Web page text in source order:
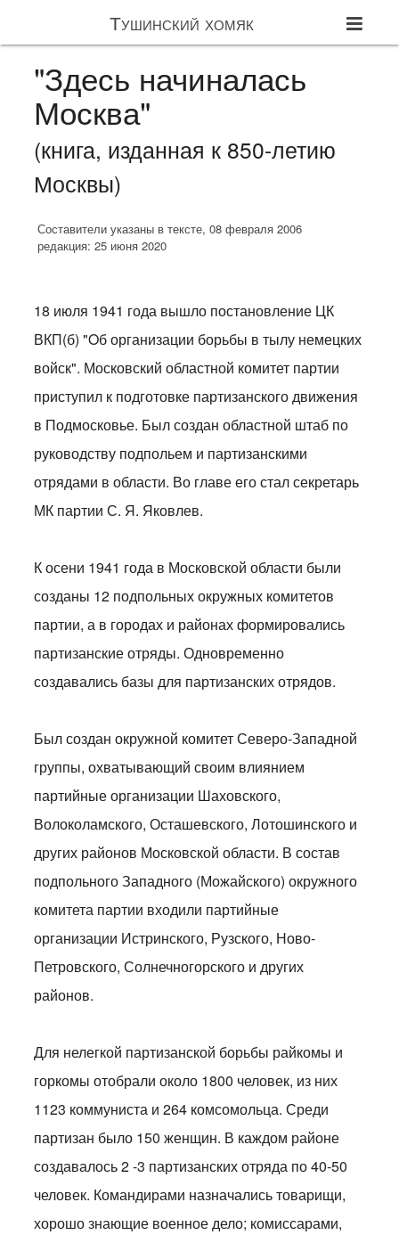
Тушинский хомяк
"Здесь начиналась
Москва"
(книга, изданная к 850-летию
Москвы)
Составители указаны в тексте, 08 февраля 2006
редакция: 25 июня 2020
18 июля 1941 года вышло постановление ЦК
ВКП(б) "Oб организации борьбы в тылу немецких
войск". Московский областной комитет партии
приступил к подготовке партизанского движения
в Подмосковье. Был создан областной штаб по
руководству подпольем и партизанскими
отрядами в области. Во главе его стал секретарь
МК партии С. Я. Яковлев.
К осени 1941 года в Московской области были
созданы 12 подпольных окружных комитетов
партии, а в городах и районах формировались
партизанские отряды. Одновременно
создавались базы для партизанских отрядов.
Был создан окружной комитет Северо-Западной
группы, охватывающий своим влиянием
партийные организации Шаховского,
Волоколамского, Осташевского, Лотошинского и
других районов Московской области. В состав
подпольного Западного (Можайского) окружного
комитета партии входили партийные
организации Истринского, Рузского, Ново-
Петровского, Солнечногорского и других
районов.
Для нелегкой партизанской борьбы райкомы и
горкомы отобрали около 1800 человек, из них
1123 коммуниста и 264 комсомольца. Среди
партизан было 150 женщин. В каждом районе
создавалось 2 -3 партизанских отряда по 40-50
человек. Командирами назначались товарищи,
хорошо знающие военное дело; комиссарами,